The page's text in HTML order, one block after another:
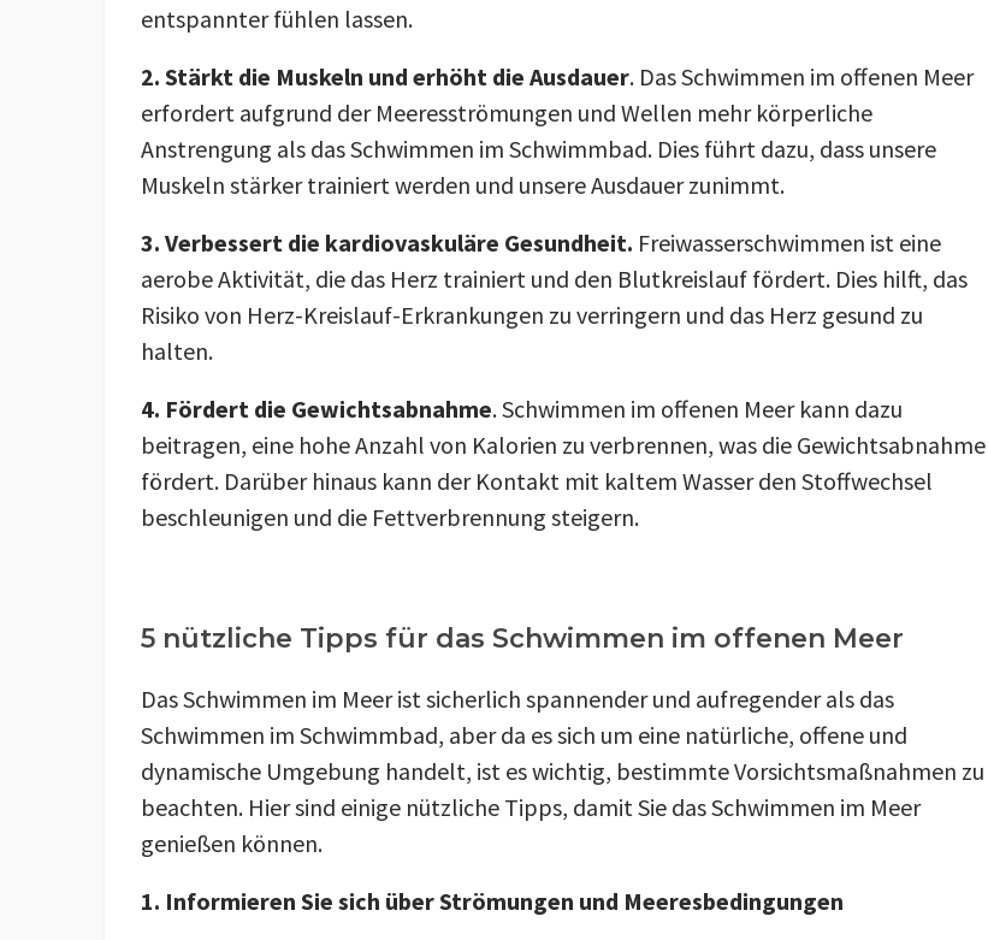
entspannter fühlen lassen.
2. Stärkt die Muskeln und erhöht die Ausdauer. Das Schwimmen im offenen Meer
erfordert aufgrund der Meeresströmungen und Wellen mehr körperliche
Anstrengung als das Schwimmen im Schwimmbad. Dies führt dazu, dass unsere
Muskeln stärker trainiert werden und unsere Ausdauer zunimmt.
3. Verbessert die kardiovaskuläre Gesundheit. Freiwasserschwimmen ist eine
aerobe Aktivität, die das Herz trainiert und den Blutkreislauf fördert. Dies hilft, das
Risiko von Herz-Kreislauf-Erkrankungen zu verringern und das Herz gesund zu
halten.
4. Fördert die Gewichtsabnahme. Schwimmen im offenen Meer kann dazu
beitragen, eine hohe Anzahl von Kalorien zu verbrennen, was die Gewichtsabnahme
fördert. Darüber hinaus kann der Kontakt mit kaltem Wasser den Stoffwechsel
beschleunigen und die Fettverbrennung steigern.
5 nützliche Tipps für das Schwimmen im offenen Meer
Das Schwimmen im Meer ist sicherlich spannender und aufregender als das
Schwimmen im Schwimmbad, aber da es sich um eine natürliche, offene und
dynamische Umgebung handelt, ist es wichtig, bestimmte Vorsichtsmaßnahmen zu
beachten. Hier sind einige nützliche Tipps, damit Sie das Schwimmen im Meer
genießen können.
1. Informieren Sie sich über Strömungen und Meeresbedingungen